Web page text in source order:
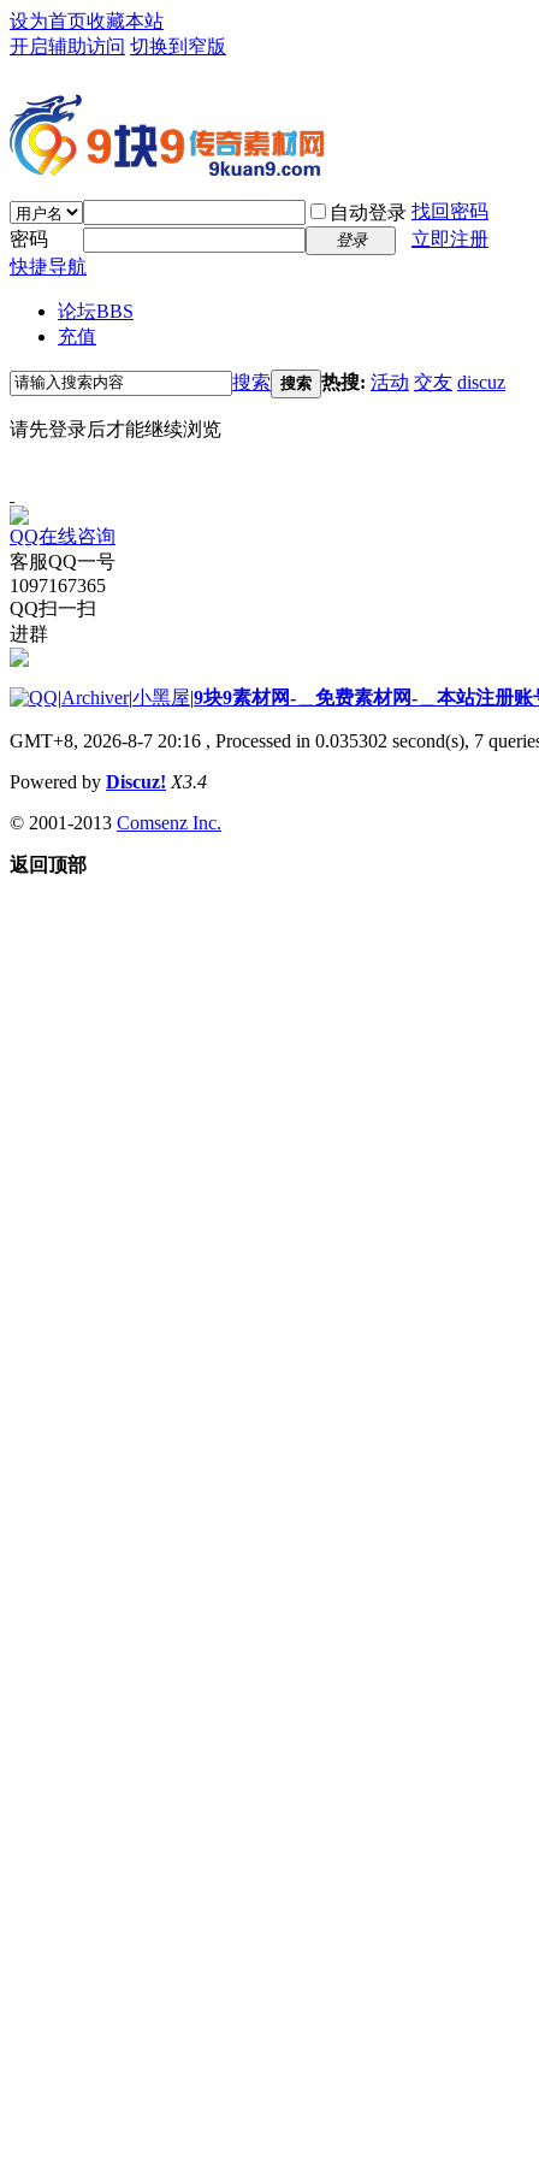
设为首页收藏本站
开启辅助访问 切换到窄版
自动登录 找回密码
密码
登录
立即注册
快捷导航
论坛BBS
充值
搜索 搜索 热搜: 活动 交友 discuz
请先登录后才能继续浏览
QQ在线咨询
客服QQ一号
1097167365
QQ扫一扫
进群
|Archiver|小黑屋|9块9素材网-＿免费素材网-＿本站注册账
GMT+8, 2026-8-7 20:16 , Processed in 0.035302 second(s), 7
Powered by Discuz! X3.4
© 2001-2013 Comsenz Inc.
返回顶部